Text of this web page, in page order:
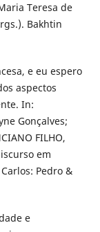
Teresa de
Bakhtin
e eu espero
aspectos
In:
Gonçalves;
FILHO,
em
Pedro &
e